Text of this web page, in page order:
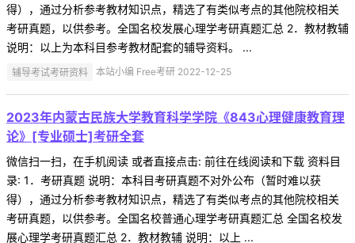
得），通过分析参考教材知识点，精选了有类似考点的其他院校相关
考研真题，以供参考。全国名校发展心理学考研真题汇总 2．教材教辅
说明：以上为本科目参考教材配套的辅导资料。 ...
辅导考试考研资料 本站小编 Free考研 2022-12-25
2023年内蒙古民族大学教育科学学院《843心理健康教育理
论》[专业硕士]考研全套
微信扫一扫，在手机阅读 或者直接点击: 前往在线阅读和下载 资料目
录: 1．考研真题 说明：本科目考研真题不对外公布（暂时难以获
得），通过分析参考教材知识点，精选了有类似考点的其他院校相关
考研真题，以供参考。全国名校普通心理学考研真题汇总 全国名校发
展心理学考研真题汇总 2．教材教辅 说明：以上 ...